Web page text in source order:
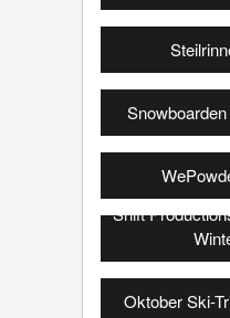
Shift
Oktober Ski-